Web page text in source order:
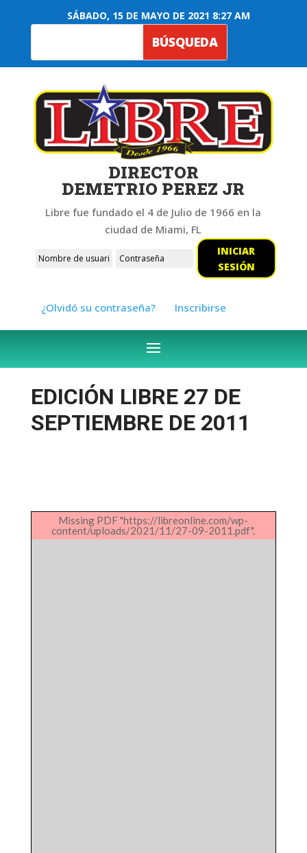
SÁBADO, 15 DE MAYO DE 2021 8:27 AM
DIRECTOR
DEMETRIO PEREZ JR
Libre fue fundado el 4 de Julio de 1966 en la
ciudad de Miami, FL
INICIAR
SESIÓN
¿Olvidó su contraseña? Inscribirse
EDICIÓN LIBRE 27 DE
SEPTIEMBRE DE 2011
Missing PDF "https://libreonline.com/wp-
content/uploads/2021/11/27-09-2011.pdf".